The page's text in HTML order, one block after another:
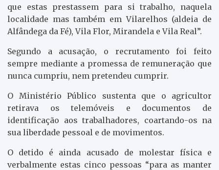
que estas prestassem para si trabalho, naquela
localidade mas também em Vilarelhos (aldeia de
Alfândega da Fé), Vila Flor, Mirandela e Vila Real”.
Segundo a acusação, o recrutamento foi feito
sempre mediante a promessa de remuneração que
nunca cumpriu, nem pretendeu cumprir.
O Ministério Público sustenta que o agricultor
retirava os telemóveis e documentos de
identificação aos trabalhadores, coartando-os na
sua liberdade pessoal e de movimentos.
O detido é ainda acusado de molestar física e
verbalmente estas cinco pessoas “para as manter